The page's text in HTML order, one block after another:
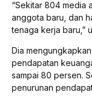
“Sekitar 804 media
anggota baru, dan
tenaga kerja baru,”
Dia
pendapatan
sampai 80 persen.
penurunan